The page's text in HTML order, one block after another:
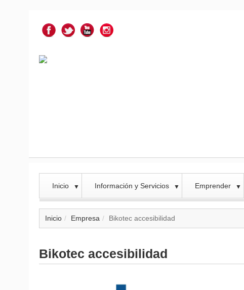
Inicio ▼ Información y Servicios ▼ Emprender ▼
Inicio Empresa Bikotec accesibilidad
Bikotec accesibilidad